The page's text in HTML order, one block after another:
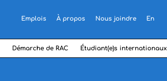
Emplois À propos Nous joindre En
Démarche de RAC Étudiant(e)s internationaux